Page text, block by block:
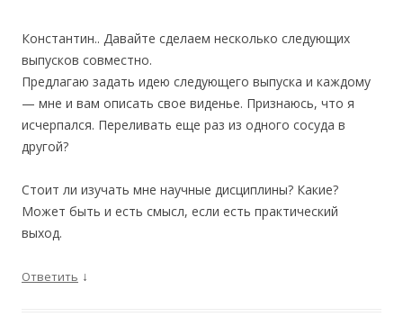
Константин.. Давайте сделаем несколько следующих
выпусков совместно.
Предлагаю задать идею следующего выпуска и каждому
— мне и вам описать свое виденье. Признаюсь, что я
исчерпался. Переливать еще раз из одного сосуда в
другой?
Стоит ли изучать мне научные дисциплины? Какие?
Может быть и есть смысл, если есть практический
выход.
Ответить ↓